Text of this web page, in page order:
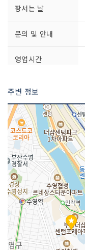
장서는 날
문의 및 안내
영업시간
화장실 설명
판매 품목
매장안내
주변 정보